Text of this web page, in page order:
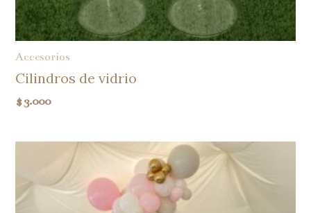
Accesorios
Cilindros de vidrio
$3.000